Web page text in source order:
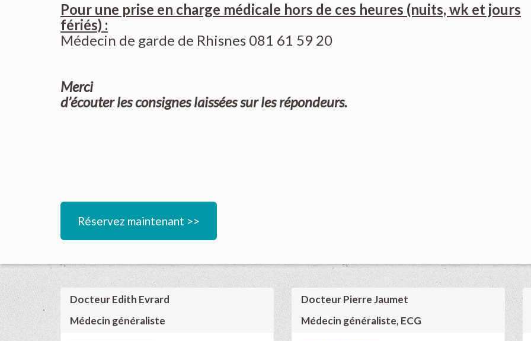
Pour une prise en charge médicale hors de ces heures (nuits, wk et jours
fériés) :
Médecin de garde de Rhisnes 081 61 59 20
Merci
d’écouter les consignes laissées sur les répondeurs.
Réservez maintenant >>
Docteur Edith Evrard
Médecin généraliste
Docteur Pierre Jaumet
Médecin généraliste, ECG